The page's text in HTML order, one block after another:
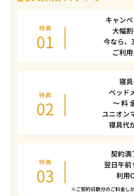
特典
01
キャン
大幅割
今なら、
ご利
特典
02
寝
ベッド
〜 料
ユニオン
寝具代
特典
03
契約満
翌日午前
利用
※ご契約日数分のご料金し